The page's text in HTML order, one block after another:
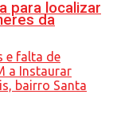
da
para localizar